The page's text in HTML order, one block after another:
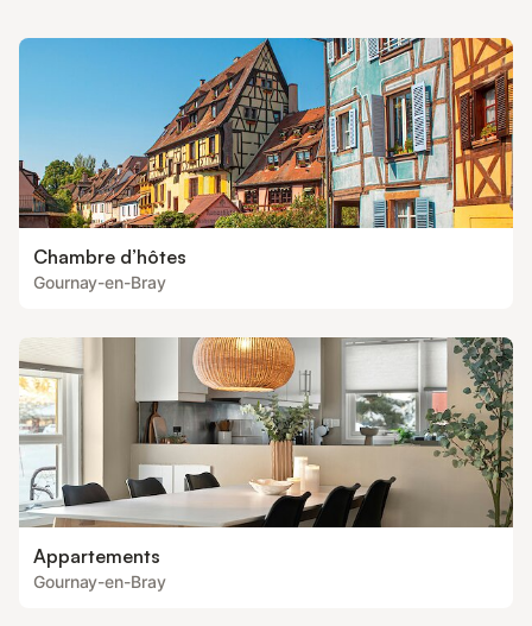
Chambre d’hôtes
Gournay-en-Bray
Appartements
Gournay-en-Bray